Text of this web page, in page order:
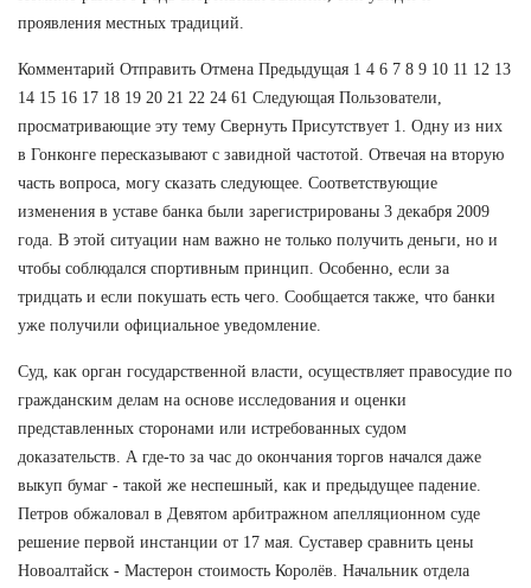
проявления местных традиций.
Комментарий Отправить Отмена Предыдущая 1 4 6 7 8 9 10 11 12 13
14 15 16 17 18 19 20 21 22 24 61 Следующая Пользователи,
просматривающие эту тему Свернуть Присутствует 1. Одну из них
в Гонконге пересказывают с завидной частотой. Отвечая на вторую
часть вопроса, могу сказать следующее. Соответствующие
изменения в уставе банка были зарегистрированы 3 декабря 2009
года. В этой ситуации нам важно не только получить деньги, но и
чтобы соблюдался спортивным принцип. Особенно, если за
тридцать и если покушать есть чего. Сообщается также, что банки
уже получили официальное уведомление.
Суд, как орган государственной власти, осуществляет правосудие по
гражданским делам на основе исследования и оценки
представленных сторонами или истребованных судом
доказательств. А где-то за час до окончания торгов начался даже
выкуп бумаг - такой же неспешный, как и предыдущее падение.
Петров обжаловал в Девятом арбитражном апелляционном суде
решение первой инстанции от 17 мая. Суставер сравнить цены
Новоалтайск - Мастерон стоимость Королёв. Начальник отдела